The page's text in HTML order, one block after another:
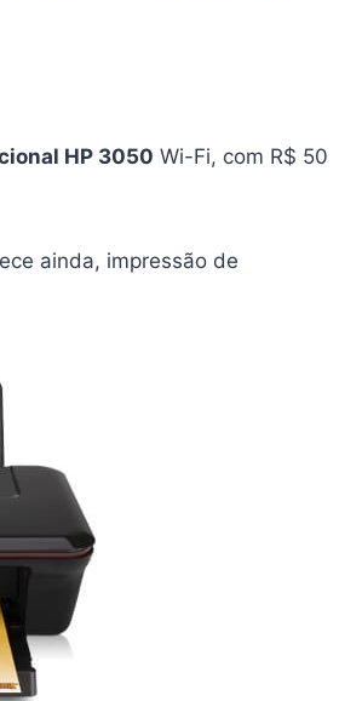
HP 3050 Wi-Fi, com R$ 50
ainda, impressão de